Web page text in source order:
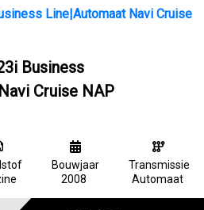
Business
Cruise NAP
Bouwjaar
2008
Transmissie
Automaat